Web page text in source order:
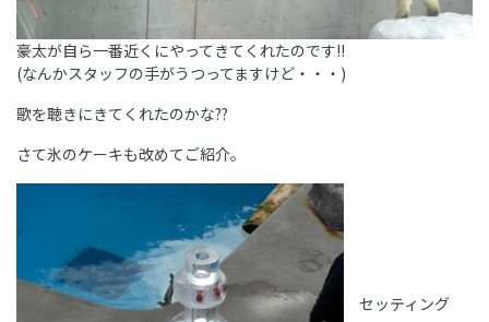
豪太が自ら一番近くにやってきてくれたのです!!
(なんかスタッフの手がうつってますけど・・・)
歌を聴きにきてくれたのかな??
さて氷のケーキも改めてご紹介。
セッティング